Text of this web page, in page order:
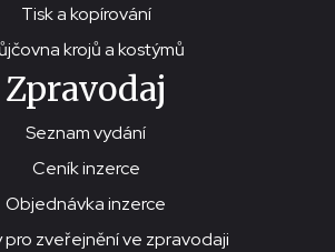
Tisk a kopírování
krojů a kostýmů
Zpravodaj
Seznam vydání
Ceník inzerce
Objednávka inzerce
pro zveřejnění ve zpravodaji